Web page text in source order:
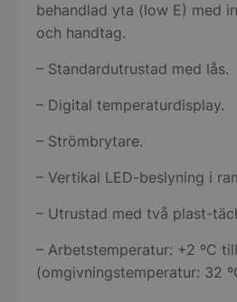
behandlad yta (low E) med
och handtag.
– Standardutrustad med lås.
– Digital temperaturdisplay.
– Strömbrytare.
– Vertikal LED-beslyning i
– Utrustad med två plast-
– Arbetstemperatur: +2 ºC
(omgivningstemperatur: 32